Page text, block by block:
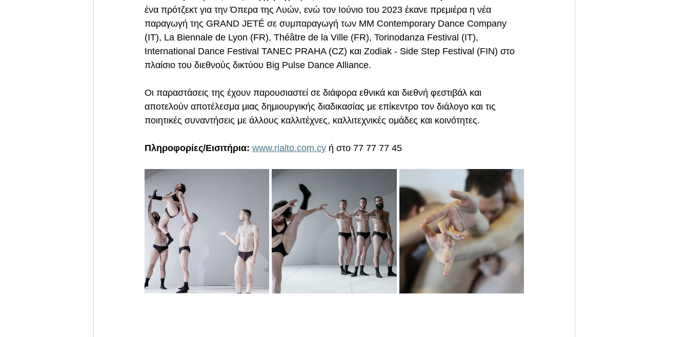
ένα πρότζεκτ για την Όπερα της Λυών, ενώ τον Ιούνιο του 2023 έκανε πρεμιέρα η νέα
παραγωγή της GRAND JETÉ σε συμπαραγωγή των MM Contemporary Dance Company
(IT), La Biennale de Lyon (FR), Théâtre de la Ville (FR), Torinodanza Festival (IT),
International Dance Festival TANEC PRAHA (CZ) και Zodiak - Side Step Festival (FIN) στο
πλαίσιο του διεθνούς δικτύου Big Pulse Dance Alliance.
Οι παραστάσεις της έχουν παρουσιαστεί σε διάφορα εθνικά και διεθνή φεστιβάλ και
αποτελούν αποτέλεσμα μιας δημιουργικής διαδικασίας με επίκεντρο τον διάλογο και τις
ποιητικές συναντήσεις με άλλους καλλιτέχνες, καλλιτεχνικές ομάδες και κοινότητες.
Πληροφορίες/Εισιτήρια: www.rialto.com.cy ή στο 77 77 77 45